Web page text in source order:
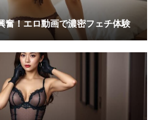
奮！エロ動画で濃密フェチ体験